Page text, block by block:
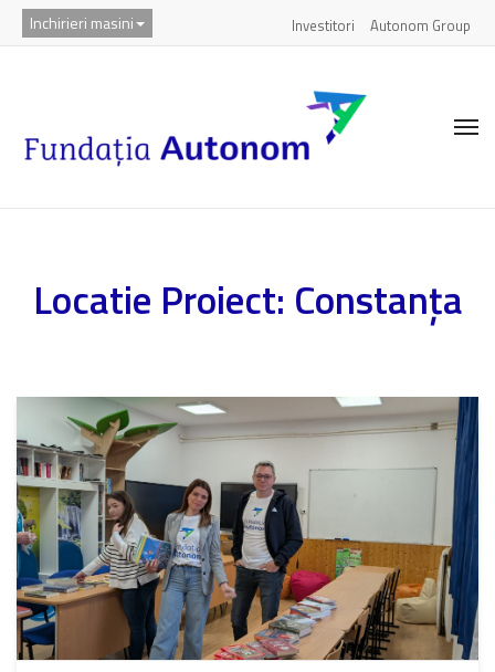
Inchirieri masini Investitori Autonom Group
Locatie Proiect: Constanța